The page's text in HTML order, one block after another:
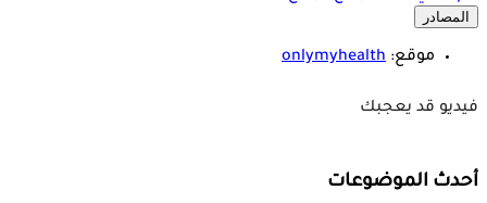
المصادر
موقع: onlymyhealth
فيديو قد يعجبك
أحدث الموضوعات